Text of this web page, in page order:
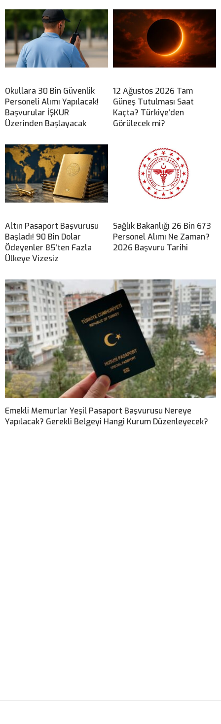
Okullara 30 Bin Güvenlik
Personeli Alımı Yapılacak!
Başvurular İŞKUR
Üzerinden Başlayacak
12 Ağustos 2026 Tam
Güneş Tutulması Saat
Kaçta? Türkiye’den
Görülecek mi?
Altın Pasaport Başvurusu
Başladı! 90 Bin Dolar
Ödeyenler 85’ten Fazla
Ülkeye Vizesiz
Sağlık Bakanlığı 26 Bin 673
Personel Alımı Ne Zaman?
2026 Başvuru Tarihi
Emekli Memurlar Yeşil Pasaport Başvurusu Nereye
Yapılacak? Gerekli Belgeyi Hangi Kurum Düzenleyecek?